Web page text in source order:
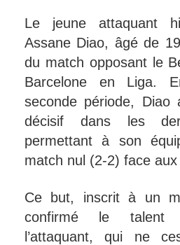
Le jeune attaquant
Assane Diao, âgé de
du match opposant le
Barcelone en Liga.
seconde période,
décisif dans les
permettant à son
match nul (2-2) face
Ce but, inscrit à un
confirmé le talent
l’attaquant, qui ne